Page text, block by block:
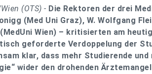
(OTS) - Die Rektoren der drei
(Med Uni Graz), W. Wolfgang
Wien) – kritisierten am
geforderte Verdoppelung der
klar, dass mehr Studierende
wider den drohenden